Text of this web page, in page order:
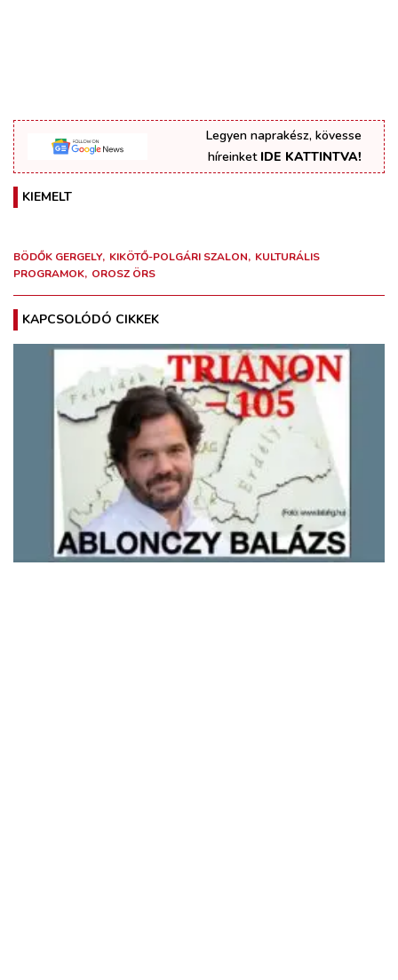
Legyen naprakész, kövesse
híreinket IDE KATTINTVA!
KIEMELT
BÖDŐK GERGELY KIKÖTŐ-POLGÁRI SZALON
KULTURÁLIS
PROGRAMOK OROSZ ÖRS
KAPCSOLÓDÓ CIKKEK